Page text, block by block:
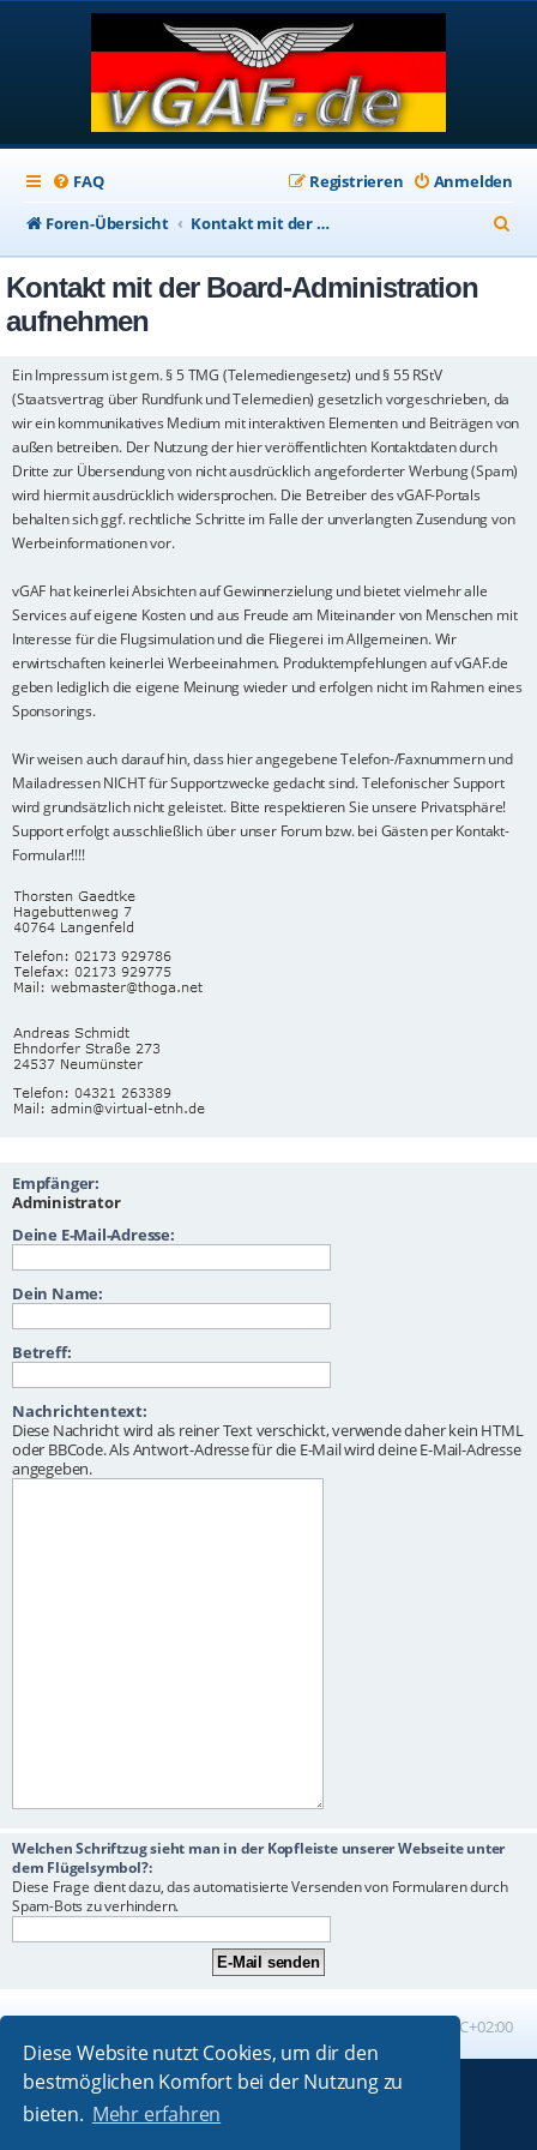
Diese Website nutzt Cookies, um dir den
bestmöglichen Komfort bei der Nutzung zu
bieten. Mehr erfahren
FAQ Anmelden
Registrieren
Foren-Übersicht
Kontakt mit der Board-Administration aufnehmen
u
Kontakt mit der Board-Administration
aufnehmen
Ein Impressum ist gem. § 5 TMG (Telemediengesetz) und § 55 RStV
(Staatsvertrag über Rundfunk und Telemedien) gesetzlich vorgeschrieben, da
wir ein kommunikatives Medium mit interaktiven Elementen und Beiträgen von
außen betreiben. Der Nutzung der hier veröffentlichten Kontaktdaten durch
Dritte zur Übersendung von nicht ausdrücklich angeforderter Werbung (Spam)
wird hiermit ausdrücklich widersprochen. Die Betreiber des vGAF-Portals
behalten sich ggf. rechtliche Schritte im Falle der unverlangten Zusendung von
Werbeinformationen vor.
vGAF hat keinerlei Absichten auf Gewinnerzielung und bietet vielmehr alle
Services auf eigene Kosten und aus Freude am Miteinander von Menschen mit
Interesse für die Flugsimulation und die Fliegerei im Allgemeinen. Wir
erwirtschaften keinerlei Werbeeinahmen. Produktempfehlungen auf vGAF.de
geben lediglich die eigene Meinung wieder und erfolgen nicht im Rahmen eines
Sponsorings.
Wir weisen auch darauf hin, dass hier angegebene Telefon-/Faxnummern und
Mailadressen NICHT für Supportzwecke gedacht sind. Telefonischer Support
wird grundsätzlich nicht geleistet. Bitte respektieren Sie unsere Privatsphäre!
Support erfolgt ausschließlich über unser Forum bzw. bei Gästen per Kontakt-
Formular!!!!
Empfänger:
Administrator
Deine E-Mail-Adresse:
Dein Name:
Betreff:
Nachrichtentext:
Diese Nachricht wird als reiner Text verschickt, verwende daher kein HTML
oder BBCode. Als Antwort-Adresse für die E-Mail wird deine E-Mail-Adresse
angegeben.
Welchen Schriftzug sieht man in der Kopfleiste unserer Webseite unter
dem Flügelsymbol?:
Diese Frage dient dazu, das automatisierte Versenden von Formularen durch
Spam-Bots zu verhindern.
UTC+02:00
Powered byphpBB